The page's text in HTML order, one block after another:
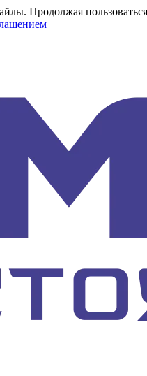
Продолжая